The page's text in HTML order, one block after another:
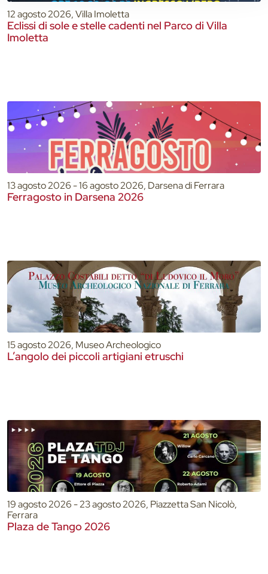
12 agosto 2026, Villa Imoletta
Eclissi di sole e stelle cadenti nel Parco di Villa
Imoletta
13 agosto 2026 - 16 agosto 2026, Darsena di Ferrara
Ferragosto in Darsena 2026
15 agosto 2026, Museo Archeologico
L’angolo dei piccoli artigiani etruschi
19 agosto 2026 - 23 agosto 2026, Piazzetta San Nicolò,
Ferrara
Plaza de Tango 2026